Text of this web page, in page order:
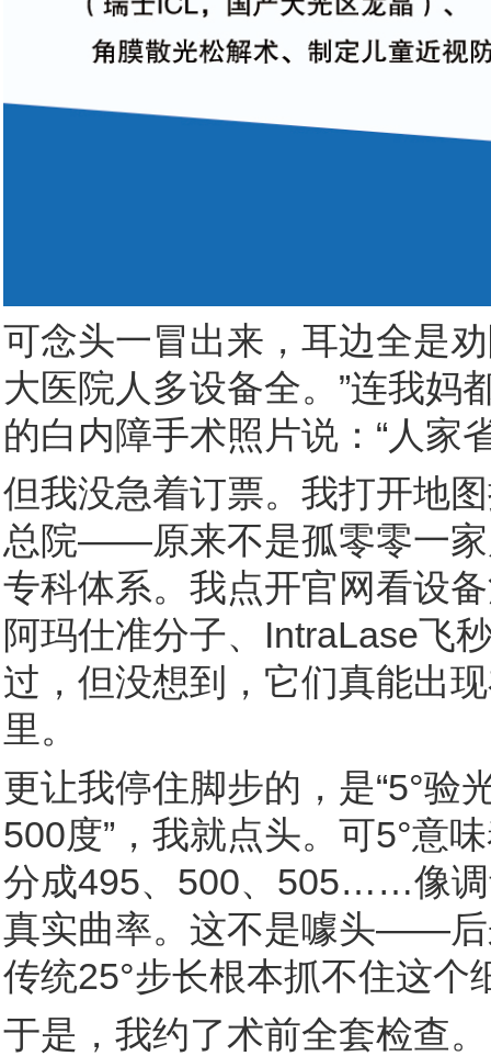
可念头一冒出来，耳边全是
大医院人多设备全。”连我妈
的白内障手术照片说：“人家
但我没急着订票。我打开地
总院——原来不是孤零零一家
专科体系。我点开官网看设
阿玛仕准分子、IntraLase飞
过，但没想到，它们真能出
里。
更让我停住脚步的，是“5°验
500度”，我就点头。可5°意
分成495、500、505……像调
真实曲率。这不是噱头——后
传统25°步长根本抓不住这个
于是，我约了术前全套检查。